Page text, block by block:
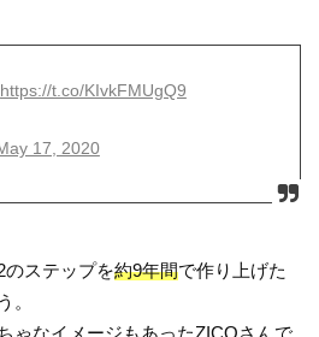
https://t.co/KIvkFMUgQ9
17, 2020
のステップを約9年間で作り上げた
。